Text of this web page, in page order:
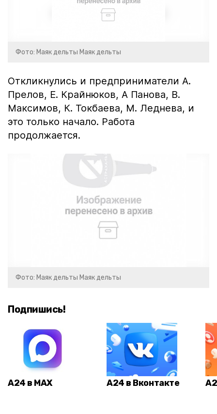
Фото: Маяк дельты Маяк дельты
Откликнулись и предприниматели А.
Прелов, Е. Крайнюков, А Панова, В.
Максимов, К. Токбаева, М. Леднева, и
это только начало. Работа
продолжается.
Фото: Маяк дельты Маяк дельты
Подпишись!
А24 в MAX А24 в Вконтакте